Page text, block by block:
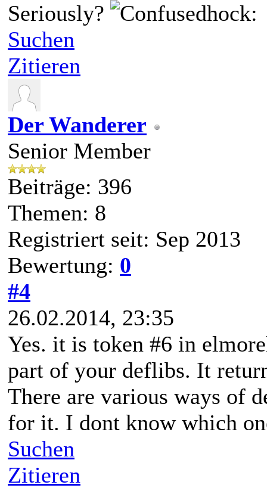
Seriously?
hock:
Suchen
Zitieren
Der Wanderer
Senior Member
Beiträge: 396
Themen: 8
Registriert seit: Sep 2013
Bewertung: 0
#4
26.02.2014, 23:35
Yes. it is token #6 in
part of your deflibs. It
There are various ways of
for it. I dont know which
Suchen
Zitieren